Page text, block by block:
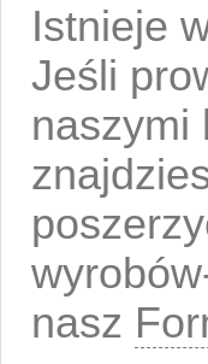
Istnieje
Jeśli
naszymi
nasz